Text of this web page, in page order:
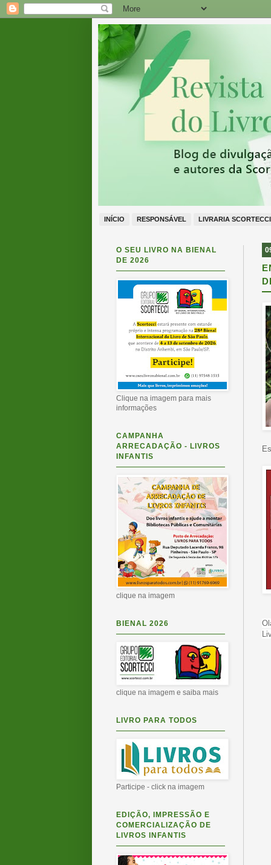
INÍCIO RESPONSÁVEL LIVRARIA SCORTECCI
O SEU LIVRO NA BIENAL
DE 2026
Clique na imagem para mais
informações
CAMPANHA
ARRECADAÇÃO - LIVROS
INFANTIS
clique na imagem
BIENAL 2026
clique na imagem e saiba mais
LIVRO PARA TODOS
Participe - click na imagem
EDIÇÃO, IMPRESSÃO E
COMERCIALIZAÇÃO DE
LIVROS INFANTIS